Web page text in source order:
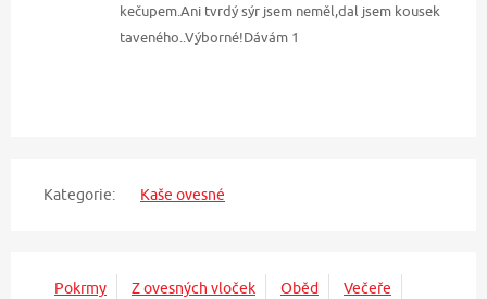
kečupem.Ani tvrdý sýr jsem neměl,dal jsem kousek
taveného..Výborné!Dávám 1
Kategorie: Kaše ovesné
Pokrmy Z ovesných vloček Oběd
Večeře